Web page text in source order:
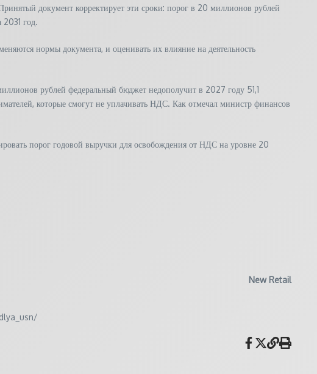
документ корректирует эти сроки: порог в 20 миллионов рублей
год.
нормы документа, и оценивать их влияние на деятельность
рублей федеральный бюджет недополучит в 2027 году 51,1
которые смогут не уплачивать НДС. Как отмечал министр финансов
порог годовой выручки для освобождения от НДС на уровне 20
New Retail